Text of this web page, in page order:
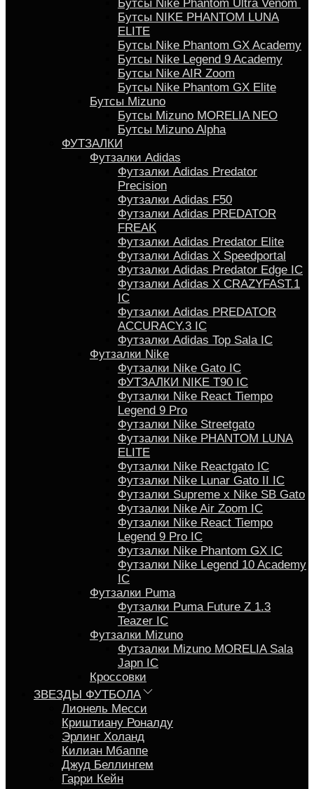
Бутсы Nike Phantom Ultra Venom
Бутсы NIKE PHANTOM LUNA
ELITE
Бутсы Nike Phantom GX Academy
Бутсы Nike Legend 9 Academy
Бутсы Nike AIR Zoom
Бутсы Nike Phantom GX Elite
Бутсы Mizuno
Бутсы Mizuno MORELIA NEO
Бутсы Mizuno Alpha
ФУТЗАЛКИ
Футзалки Adidas
Футзалки Adidas Predator
Precision
Футзалки Adidas F50
Футзалки Adidas PREDATOR
FREAK
Футзалки Adidas Predator Elite
Футзалки Аdidas X Speedportal
Футзалки Adidas Predator Edge IC
Футзалки Adidas X CRAZYFAST.1
IC
Футзалки Adidas PREDATOR
ACCURACY.3 IC
Футзалки Аdidas Top Sala IC
Футзалки Nike
Футзалки Nike Gato IC
ФУТЗАЛКИ NIKE T90 IC
Футзалки Nike React Tiempo
Legend 9 Pro
Футзалки Nike Streetgato
Футзалки Nike PHANTOM LUNA
ELITE
Футзалки Nike Reactgato IC
Футзалки Nike Lunar Gato II IC
Футзалки Supreme x Nike SB Gato
Футзалки Nike Air Zoom IC
Футзалки Nike React Tiempo
Legend 9 Pro IC
Футзалки Nike Phantom GX IC
Футзалки Nike Legend 10 Academy
IC
Футзалки Puma
Футзалки Puma Future Z 1.3
Teazer IC
Футзалки Mizuno
Футзалки Mizuno MORELIA Sala
Japn IC
Кроссовки
ЗВЕЗДЫ ФУТБОЛА
Лионель Месси
Криштиану Роналду
Эрлинг Холанд
Килиан Мбаппе
Джуд Беллингем
Гарри Кейн